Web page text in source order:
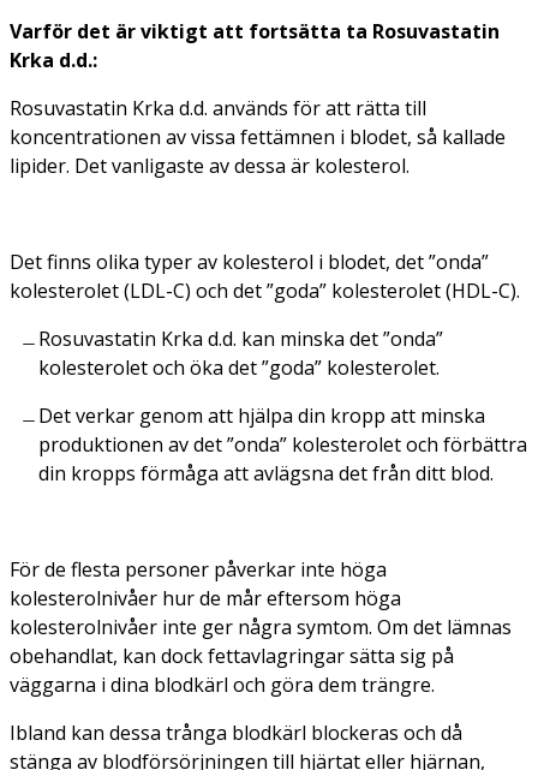
Varför det är viktigt att fortsätta ta Rosuvastatin
Krka d.d.:
Rosuvastatin Krka d.d. används för att rätta till
koncentrationen av vissa fettämnen i blodet, så kallade
lipider. Det vanligaste av dessa är kolesterol.
Det finns olika typer av kolesterol i blodet, det ”onda”
kolesterolet (LDL-C) och det ”goda” kolesterolet (HDL-C).
Rosuvastatin Krka d.d. kan minska det ”onda”
kolesterolet och öka det ”goda” kolesterolet.
Det verkar genom att hjälpa din kropp att minska
produktionen av det ”onda” kolesterolet och förbättra
din kropps förmåga att avlägsna det från ditt blod.
För de flesta personer påverkar inte höga
kolesterolnivåer hur de mår eftersom höga
kolesterolnivåer inte ger några symtom. Om det lämnas
obehandlat, kan dock fettavlagringar sätta sig på
väggarna i dina blodkärl och göra dem trängre.
Ibland kan dessa trånga blodkärl blockeras och då
stänga av blodförsörjningen till hjärtat eller hjärnan,